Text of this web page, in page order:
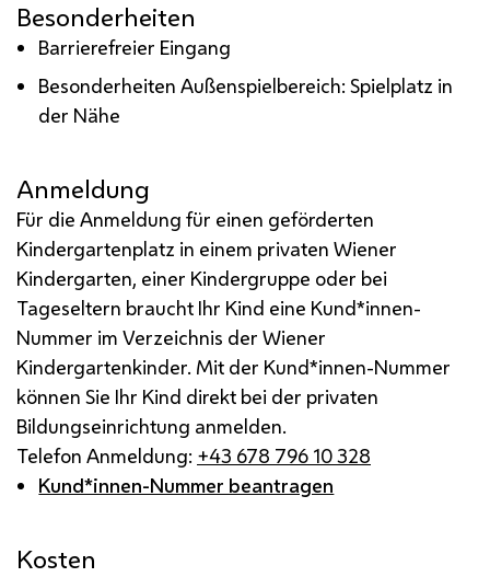
Besonderheiten
Barrierefreier Eingang
Besonderheiten Außenspielbereich: Spielplatz in
der Nähe
Anmeldung
Für die Anmeldung für einen geförderten
Kindergartenplatz in einem privaten Wiener
Kindergarten, einer Kindergruppe oder bei
Tageseltern braucht Ihr Kind eine Kund*innen-
Nummer im Verzeichnis der Wiener
Kindergartenkinder. Mit der Kund*innen-Nummer
können Sie Ihr Kind direkt bei der privaten
Bildungseinrichtung anmelden.
Telefon Anmeldung: +43 678 796 10 328
Kund*innen-Nummer beantragen
Kosten